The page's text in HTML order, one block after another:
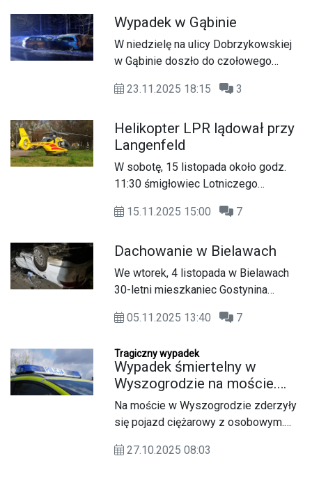
intensywne opady śniegu, które
znacząco utrudniały widoczność i
przyczepność. Okoliczności
zdarzenia wyjaśniają policjanci z
Komendy Powiatowej Policji w
przewiezione do szpitali, policja
podaje wstępne ustalenia dotyczące
przebiegu zdarzenia.
Wypadek w Gąbinie
W niedzielę na ulicy Dobrzykowskiej
w Gąbinie doszło do czołowego
w tym czworo dzieci, zostało
prowadzi wstępne ustalenia.
23.11.2025 18:15 3
Helikopter LPR lądował przy
Langenfeld
W sobotę, 15 listopada około godz.
11:30 śmigłowiec Lotniczego
przy ulicy Langenfeld w Gostyninie.
zabezpieczyły lądowisko.
15.11.2025 15:00 7
Dachowanie w Bielawach
We wtorek, 4 listopada w Bielawach
30-letni mieszkaniec Gostynina
panowanie nad pojazdem, uderzył w
Kierowca został przewieziony do
szpitala w Płocku.
05.11.2025 13:40 7
Tragiczny wypadek
Wypadek śmiertelny w
Wyszogrodzie na moście.
Przejazd zablokowany
Na moście w Wyszogrodzie zderzyły
się pojazd ciężarowy z osobowym.
zablokowany, utrudnienia potrwają
27.10.2025 08:03